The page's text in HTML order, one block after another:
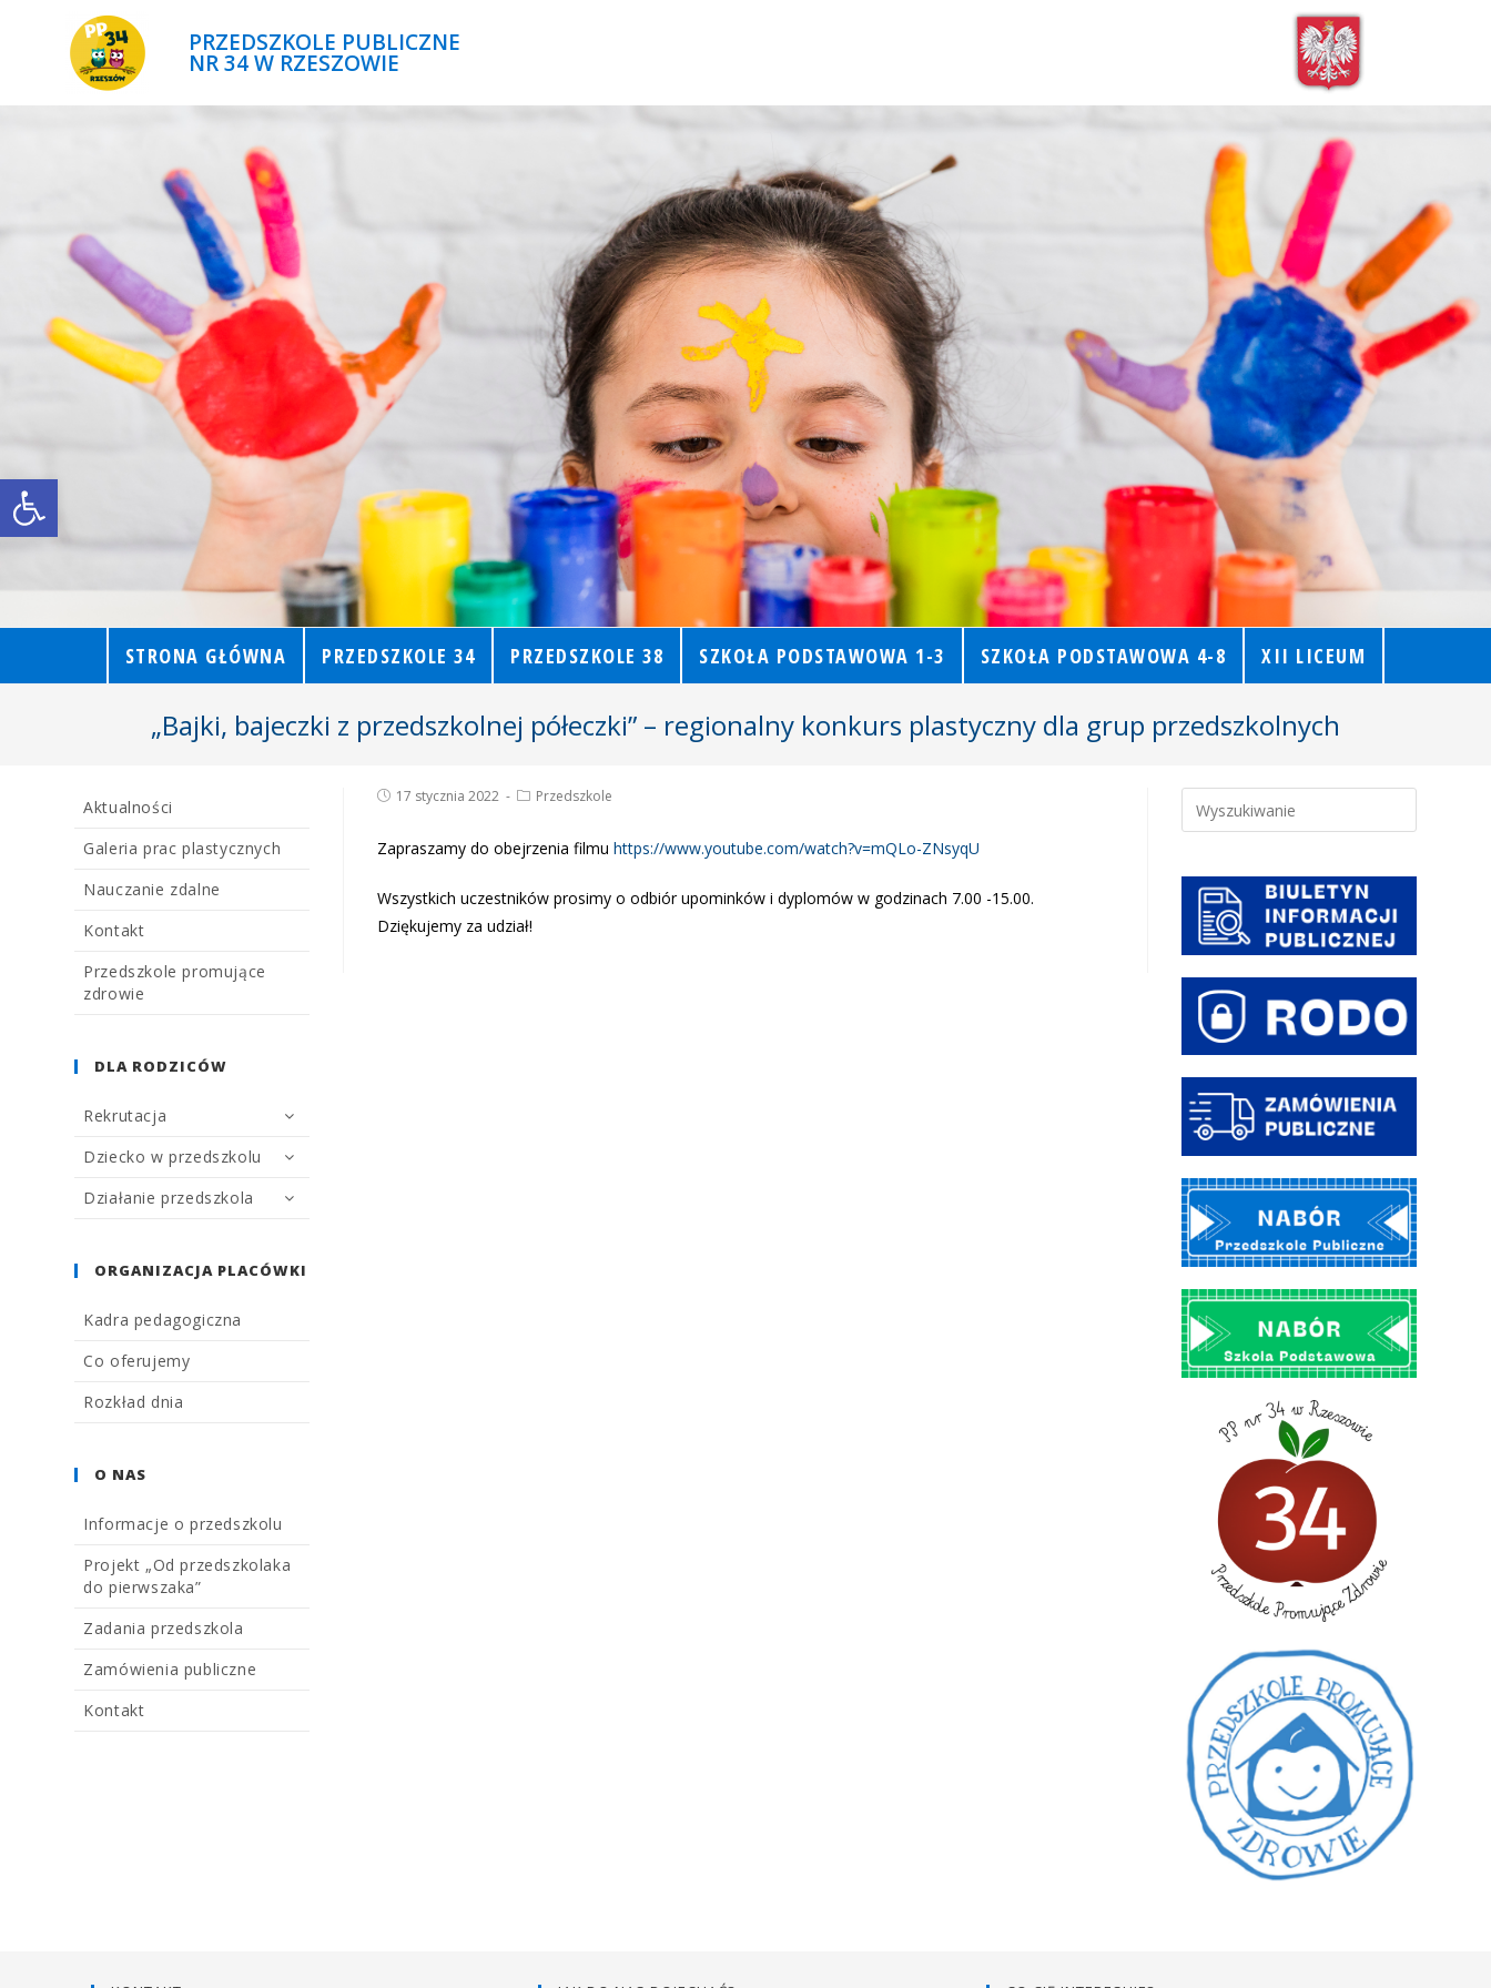
Open toolbar
PRZEDSZKOLE PUBLICZNE
NR 34 W RZESZOWIE
STRONA GŁÓWNA PRZEDSZKOLE 34 PRZEDSZKOLE 38 SZKOŁA PODSTAWOWA 1-3 SZKOŁA PODSTAWOWA 4-8 XII LICEUM
„Bajki, bajeczki z przedszkolnej półeczki” – regionalny konkurs plastyczny dla grup przedszkolnych
17 stycznia 2022 Przedszkole
Zapraszamy do obejrzenia filmuhttps://www.youtube.com/watch?v=mQLo-ZNsyqU
Wszystkich uczestników prosimy o odbiór upominków i dyplomów w godzinach 7.00 -15.00.
Dziękujemy za udział!
Aktualności
Galeria prac plastycznych
Nauczanie zdalne
Kontakt
Przedszkole promujące
zdrowie
DLA RODZICÓW
Rekrutacja
Dziecko w przedszkolu
Działanie przedszkola
ORGANIZACJA PLACÓWKI
Kadra pedagogiczna
Co oferujemy
Rozkład dnia
O NAS
Informacje o przedszkolu
Projekt „Od przedszkolaka
do pierwszaka”
Zadania przedszkola
Zamówienia publiczne
Kontakt